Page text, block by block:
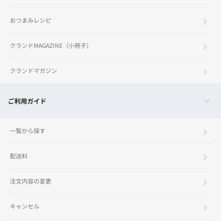
おつまみレシピ
クランドMAGAZINE（小冊子）
クランドマガジン
ご利用ガイド
一覧から探す
配送料
注文内容の変更
キャンセル